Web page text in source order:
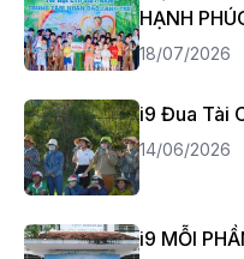
HẠNH
18/07/2026
i9 Đua Tài
14/06/2026
i9 MỖI